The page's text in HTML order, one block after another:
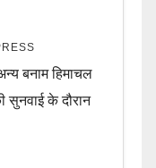
बनाम हिमाचल
सुनवाई के दौरान